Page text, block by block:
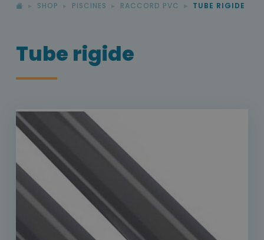
SHOP PISCINES RACCORD PVC TUBE RIGIDE
Tube rigide